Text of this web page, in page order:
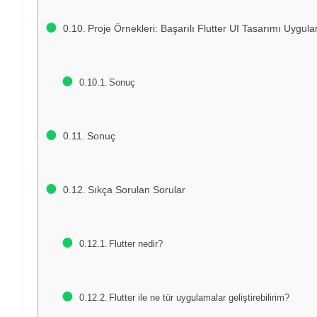
Proje Örnekleri: Başarılı Flutter UI Tasarımı
Sonuç
Sonuç
Sıkça Sorulan Sorular
Flutter nedir?
Flutter ile ne tür uygulamalar geliştirebilirim?